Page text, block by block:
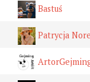
Bastuś
Patrycja